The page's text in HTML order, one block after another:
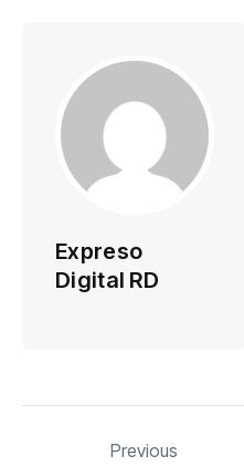
Expreso
Digital RD
Previous